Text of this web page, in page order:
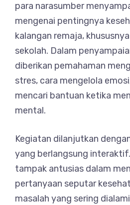
para narasumber
mengenai pentingnya
kalangan remaja,
sekolah. Dalam
diberikan pemahaman
stres, cara mengelola
mencari bantuan ketika
mental.
Kegiatan dilanjutkan
yang berlangsung
tampak antusias dalam
pertanyaan seputar
masalah yang sering